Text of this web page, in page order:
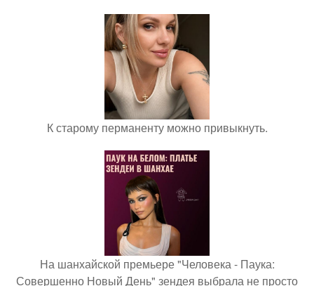
К старому перманенту можно привыкнуть.
На шанхайской премьере "Человека - Паука:
Совершенно Новый День" зендея выбрала не просто